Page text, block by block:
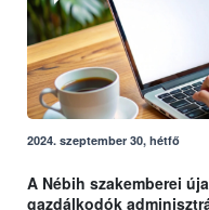
2024. szeptember 30, hétfő
A Nébih szakemberei
gazdálkodók